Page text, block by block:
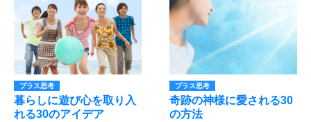
プラス思考
暮らしに遊び心を取り入
れる30のアイデア
プラス思考
奇跡の神様に愛される30
の方法